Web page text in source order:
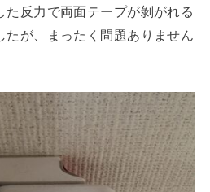
た反力で両面テープが剝がれる
たが、まったく問題ありません